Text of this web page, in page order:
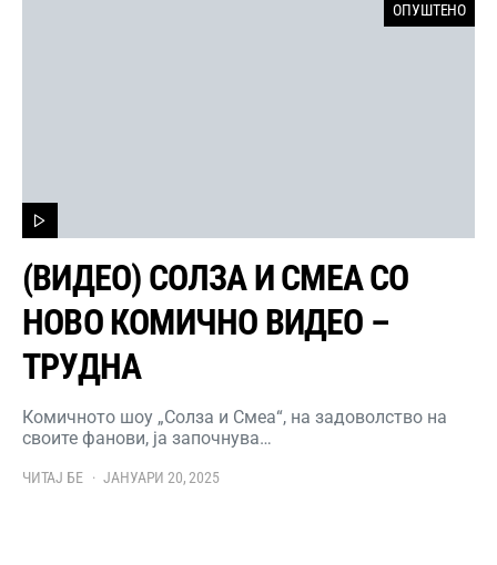
ОПУШТЕНО
(ВИДЕО) СОЛЗА И СМЕА СО
НОВО КОМИЧНО ВИДЕО –
ТРУДНА
Комичното шоу „Солза и Смеа“, на задоволство на
своите фанови, ја започнува…
ЧИТАЈ БЕ ЈАНУАРИ 20, 2025